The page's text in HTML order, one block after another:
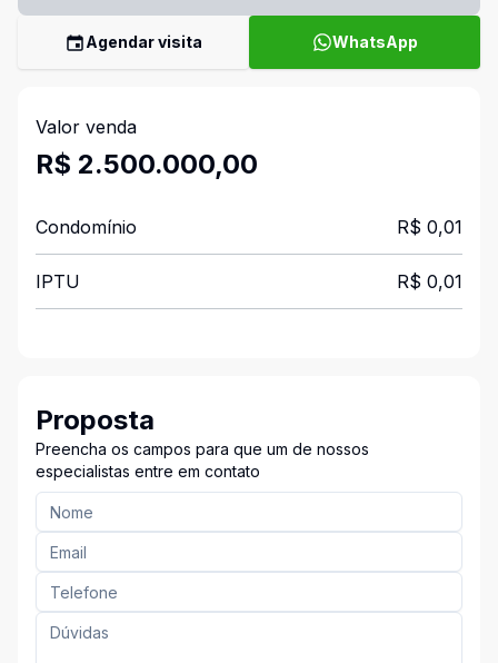
Agendar visita WhatsApp
Valor venda
R$ 2.500.000,00
Condomínio R$ 0,01
IPTU R$ 0,01
Proposta
Preencha os campos para que um de nossos
especialistas entre em contato